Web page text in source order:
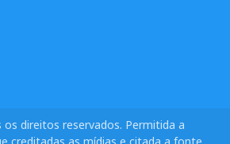
direitos reservados. Permitida a